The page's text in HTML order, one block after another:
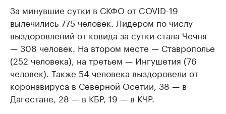
За минувшие сутки в СКФО от COVID-19
вылечились 775 человек. Лидером по числу
выздоровлений от ковида за сутки стала Чечня
— 308 человек. На втором месте — Ставрополье
(252 человека), на третьем — Ингушетия (76
человек). Также 54 человека выздоровели от
коронавируса в Северной Осетии, 38 — в
Дагестане, 28 — в КБР, 19 — в КЧР.